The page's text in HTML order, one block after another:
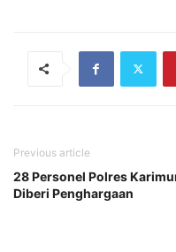
Previous article
28 Personel Polres
Diberi Penghargaan